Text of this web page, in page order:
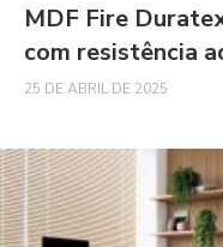
MDF Fire
com resistência
25 DE ABRIL DE 2025